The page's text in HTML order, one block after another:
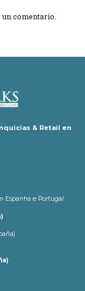
comentario.
& Retail en
Espanha e Portugal